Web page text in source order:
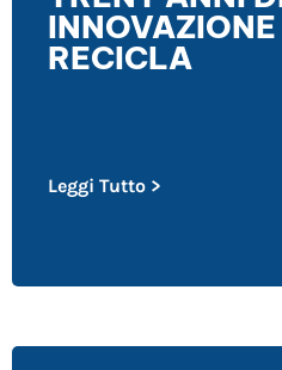
RECICLA
Leggi Tutto >